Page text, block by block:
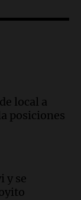
y casa
con
local a
posiciones
y se